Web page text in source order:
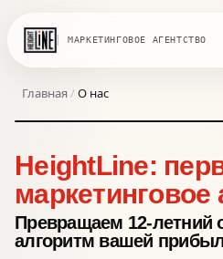
МАРКЕТИНГОВОЕ АГЕНТСТВО
Главная /О нас
HeightLine:
маркетинговое
Превращаем 12-летний
алгоритм вашей